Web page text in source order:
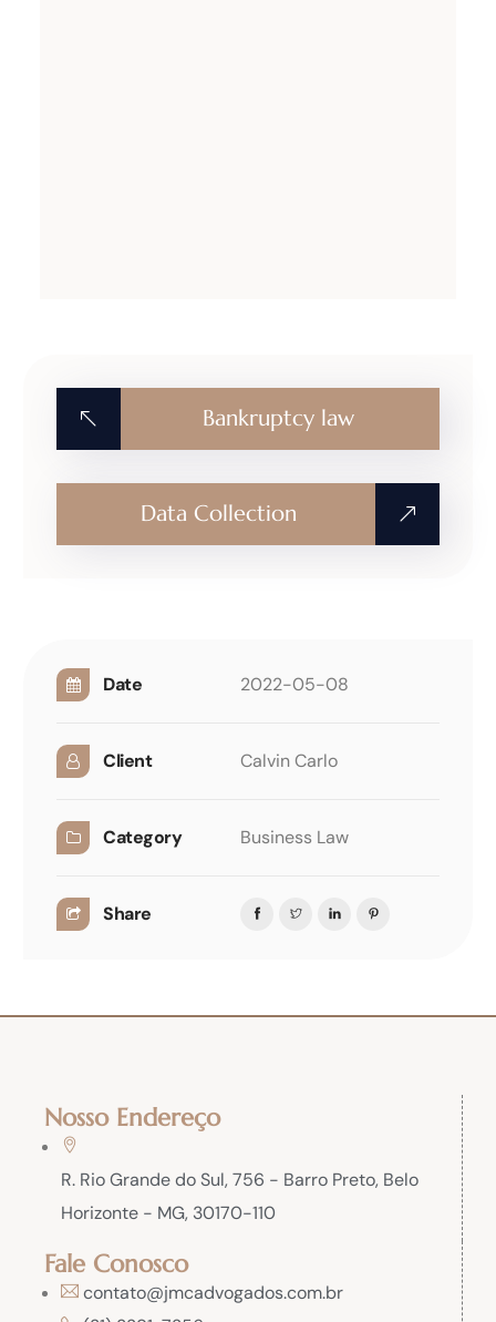
Bankruptcy law
Data Collection
Date 2022-05-08
Client Calvin Carlo
Category Business Law
Share
Nosso Endereço
R. Rio Grande do Sul, 756 - Barro Preto, Belo
Horizonte - MG, 30170-110
Fale Conosco
contato@jmcadvogados.com.br